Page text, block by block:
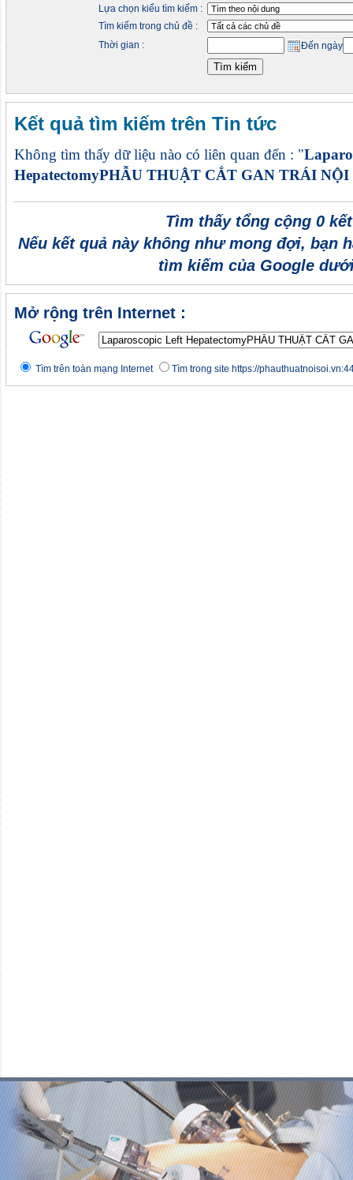
Lựa chọn kiểu tìm kiếm :
Tìm kiếm trong chủ đề :
Thời gian :
Đến ngày
Kết quả tìm kiếm trên Tin tức
Không tìm thấy dữ liệu nào có liên quan đến : "
HepatectomyPHẪU THUẬT CẮT GAN TRÁI NỘI
Tìm thấy tổng cộng 0
Nếu kết quả này không như mong đợi, bạn
tìm kiếm của Google
Mở rộng trên Internet :
Tìm trên toàn mạng Internet Tìm trong site https://